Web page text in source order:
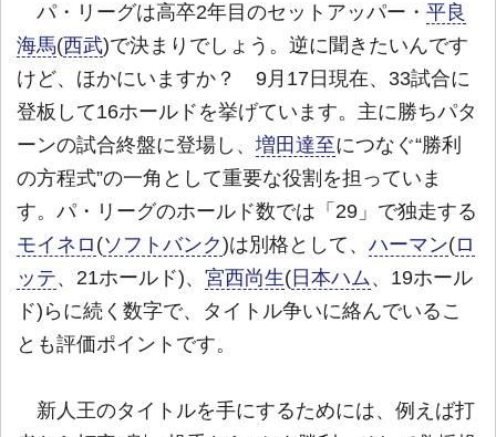
パ・リーグは高卒2年目のセットアッパー・ 平良
海馬(西武)で決まりでしょう。逆に聞きたいんです
けど、ほかにいますか？ 9月17日現在、33試合に
登板して16ホールドを挙げています。主に勝ちパタ
ーンの試合終盤に登場し、 増田達至につなぐ“勝利
の方程式”の一角として重要な役割を担っていま
す。パ・リーグのホールド数では「29」で独走する
モイネロ (ソフトバンク)は別格として、 ハーマン(ロ
ッテ、21ホールド)、 宮西尚生( 日本ハム、19ホール
ド)らに続く数字で、タイトル争いに絡んでいるこ
とも評価ポイントです。
新人王のタイトルを手にするためには、例えば打